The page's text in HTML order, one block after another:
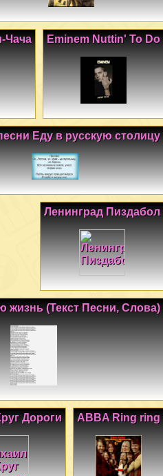
Eminem Nuttin' To Do
Чача
Еду в русскую столицу
Ленинград Пиздабол
жизнь (Текст Песни, Слова)
ABBA Ring ring
Дороги